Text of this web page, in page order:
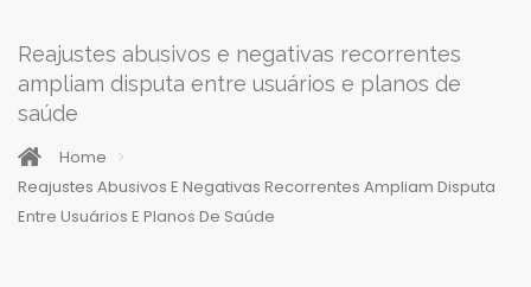
Reajustes abusivos e negativas recorrentes
ampliam disputa entre usuários e planos de
saúde
Home
Reajustes Abusivos E Negativas Recorrentes Ampliam Disputa
Entre Usuários E Planos De Saúde